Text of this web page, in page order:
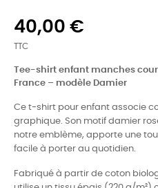
40,00 €
TTC
Tee-shirt enfant manches
France – modèle Damier
Ce t-shirt pour enfant associe
graphique. Son motif damier
notre emblème, apporte une
facile à porter au quotidien.
Fabriqué à partir de coton